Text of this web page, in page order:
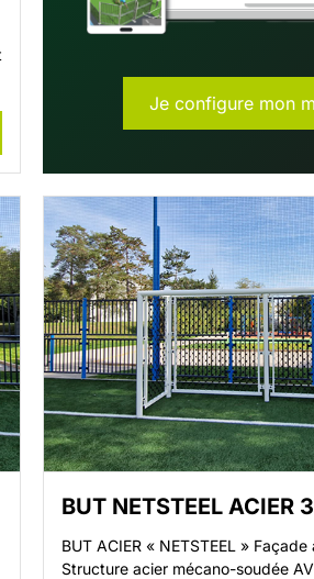
BUT NETSTEEL ACIER
BUT ACIER « NETSTEEL »
Structure acier mécano-soudée
Je configure mon